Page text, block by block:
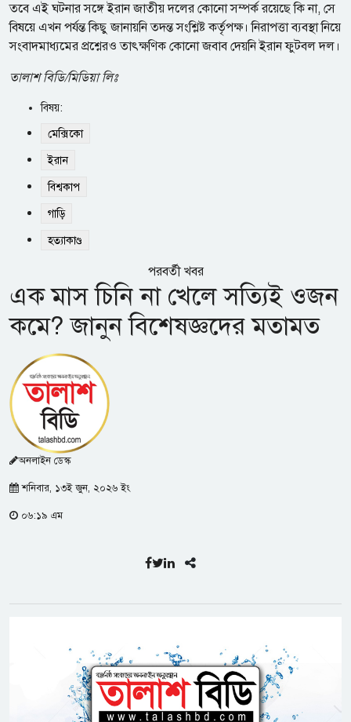
তবে এই ঘটনার সঙ্গে ইরান জাতীয় দলের কোনো সম্পর্ক রয়েছে কি না, সে
বিষয়ে এখন পর্যন্ত কিছু জানায়নি তদন্ত সংশ্লিষ্ট কর্তৃপক্ষ। নিরাপত্তা ব্যবস্থা নিয়ে
সংবাদমাধ্যমের প্রশ্নেরও তাৎক্ষণিক কোনো জবাব দেয়নি ইরান ফুটবল দল।
তালাশ বিডি/মিডিয়া লিঃ
বিষয়:
মেক্সিকো
ইরান
বিশ্বকাপ
গাড়ি
হত্যাকাণ্ড
পরবর্তী খবর
এক মাস চিনি না খেলে সত্যিই ওজন
কমে? জানুন বিশেষজ্ঞদের মতামত
অনলাইন ডেস্ক
শনিবার, ১৩ই জুন, ২০২৬ ইং
০৬:১৯ এম